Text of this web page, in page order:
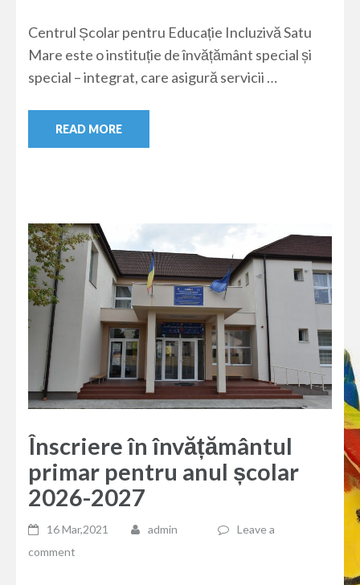
Centrul Școlar pentru Educație Incluzivă Satu
Mare este o instituție de învățământ special și
special – integrat, care asigură servicii …
READ MORE
Înscriere în învățământul
primar pentru anul școlar
2026-2027
16 Mar,2021 admin
Leave a
comment